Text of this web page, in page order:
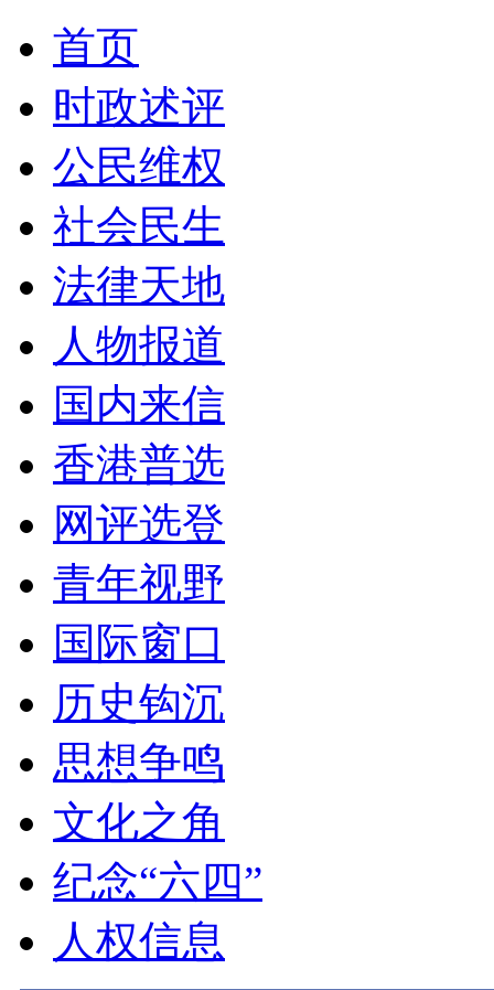
首页
时政述评
公民维权
社会民生
法律天地
人物报道
国内来信
香港普选
网评选登
青年视野
国际窗口
历史钩沉
思想争鸣
文化之角
纪念“六四”
人权信息